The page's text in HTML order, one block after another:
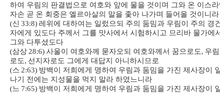
하여 우림의 판결법으로 여호와 앞에 물을 것이며 그와 온 이스
자손 곧 온 회중은 엘르아살의 말을 좇아 나가며 들어올 것이니라
(신 33:8)레위에 대하여는 일렀으되 주의 둠밈과 우림이 주의 경
자에게 있도다 주께서 그를 맛사에서 시험하시고 므리바 물가에
그와 다투셨도다
(삼상 28:6)사울이 여호와께 묻자오되 여호와께서 꿈으로도, 우
로도, 선지자로도 그에게 대답지 아니하시므로
(스 2:63) 방백이 저희에게 명하여 우림과 둠밈을 가진 제사장이
나기 전에는 지성물을 먹지 말라 하였느니라
(느 7:65) 방백이 저희에게 명하여 우림과 둠밈을 가진 제사장이